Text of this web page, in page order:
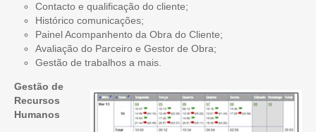
Contacto e qualificação do cliente;
Histórico comunicações;
Painel Acompanhento da Obra do Cliente;
Avaliação do Parceiro e Gestor de Obra;
Gestão de trabalhos a mais.
Gestão de
Recursos
Humanos